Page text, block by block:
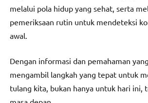
melalui pola hidup yang sehat, serta
pemeriksaan rutin untuk mendeteksi
awal.
Dengan informasi dan pemahaman
mengambil langkah yang tepat untuk
tulang kita, bukan hanya untuk hari ini,